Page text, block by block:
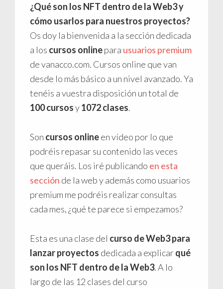
¿Qué son los NFT dentro de la Web3 y
cómo usarlos para nuestros proyectos?
Os doy la bienvenida a la sección dedicada
a los cursos onlinepara usuarios premium
de vanacco.com. Cursos online que van
desde lo más básico a un nivel avanzado. Ya
tenéis a vuestra disposición un total de
100 cursosy1072 clases.
Son cursos onlineen vídeo por lo que
podréis repasar su contenido las veces
que queráis. Los iré publicando en esta
sección de la web y además como usuarios
premium me podréis realizar consultas
cada mes, ¿qué te parece si empezamos?
Esta es una clase del curso de Web3 para
lanzar proyectos dedicada a explicarqué
son los NFT dentro de la Web3. A lo
largo de las 12 clases del curso